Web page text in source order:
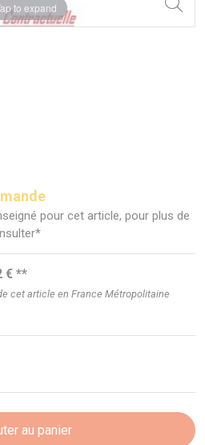
to expand
pour cet article, pour plus de
€ **
cet article en France Métropolitaine
au panier